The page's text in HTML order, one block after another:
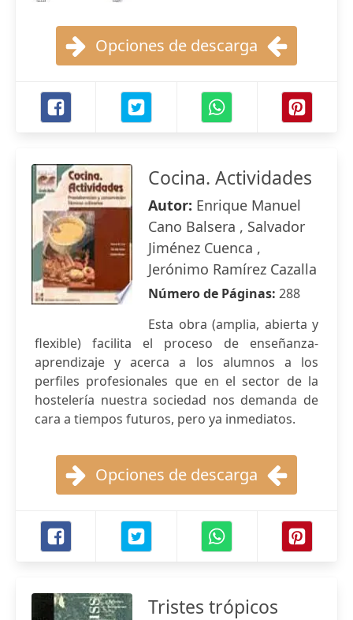
Opciones de descarga
Cocina. Actividades
Autor: Enrique Manuel
Cano Balsera , Salvador
Jiménez Cuenca ,
Jerónimo Ramírez Cazalla
Número de Páginas: 288
Esta obra (amplia, abierta y
flexible) facilita el proceso de enseñanza-
aprendizaje y acerca a los alumnos a los
perfiles profesionales que en el sector de la
hostelería nuestra sociedad nos demanda de
cara a tiempos futuros, pero ya inmediatos.
Opciones de descarga
Tristes trópicos